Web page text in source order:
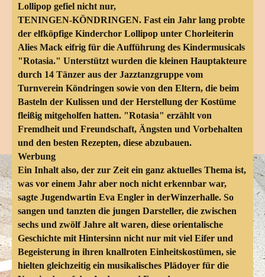
Lollipop gefiel nicht nur,
TENINGEN-KÖNDRINGEN. Fast ein Jahr lang probte
der elfköpfige Kinderchor Lollipop unter Chorleiterin
Alies Mack eifrig für die Aufführung des Kindermusicals
"Rotasia." Unterstützt wurden die kleinen Hauptakteure
durch 14 Tänzer aus der Jazztanzgruppe vom
Turnverein Köndringen sowie von den Eltern, die beim
Basteln der Kulissen und der Herstellung der Kostüme
fleißig mitgeholfen hatten. "Rotasia" erzählt von
Fremdheit und Freundschaft, Ängsten und Vorbehalten
und den besten Rezepten, diese abzubauen.
Werbung
Ein Inhalt also, der zur Zeit ein ganz aktuelles Thema ist,
was vor einem Jahr aber noch nicht erkennbar war,
sagte Jugendwartin Eva Engler in derWinzerhalle. So
sangen und tanzten die jungen Darsteller, die zwischen
sechs und zwölf Jahre alt waren, diese orientalische
Geschichte mit Hintersinn nicht nur mit viel Eifer und
Begeisterung in ihren knallroten Einheitskostümen, sie
hielten gleichzeitig ein musikalisches Plädoyer für die